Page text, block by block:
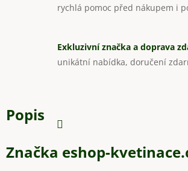
rychlá pomoc před nákupem i
Exkluzivní značka a doprava
unikátní nabídka, doručení
Popis
Značka eshop-